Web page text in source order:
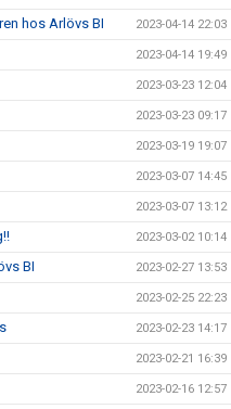
hos Arlövs BI 2023-04-14 22:03
2023-04-14 19:49
2023-03-23 12:04
2023-03-23 09:17
2023-03-19 19:07
2023-03-07 14:45
2023-03-07 13:12
2023-03-02 10:14
BI 2023-02-27 13:53
2023-02-25 22:23
2023-02-23 14:17
2023-02-21 16:39
2023-02-16 12:57